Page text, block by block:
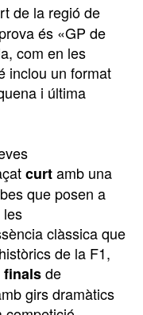
de la regió de
és «GP de
com en les
inclou un format
i última
curtamb una
que posen a
les
clàssica que
de la F1,
finalsde
girs dramàtics